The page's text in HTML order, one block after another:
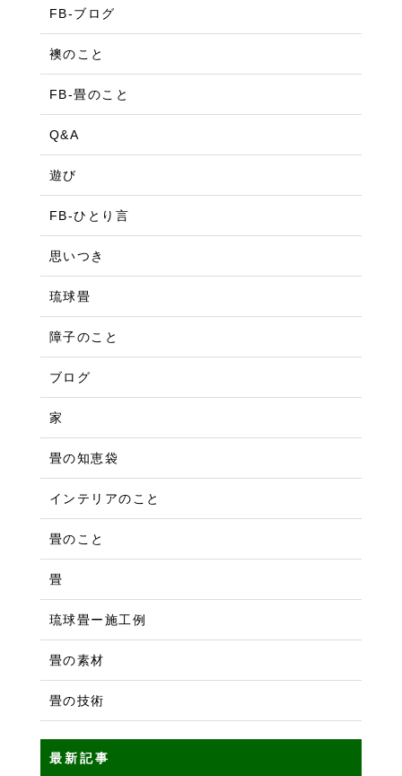
FB-ブログ
襖のこと
FB-畳のこと
Q&A
遊び
FB-ひとり言
思いつき
琉球畳
障子のこと
ブログ
家
畳の知恵袋
インテリアのこと
畳のこと
畳
琉球畳ー施工例
畳の素材
畳の技術
最新記事